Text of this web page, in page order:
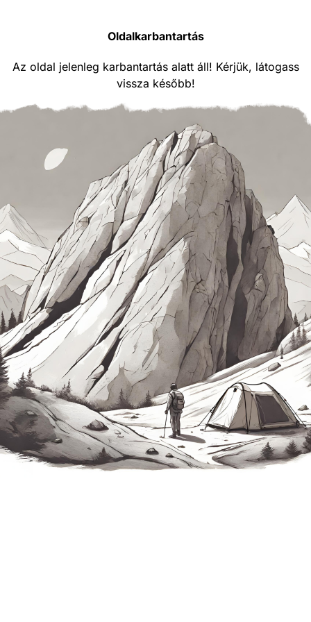
Oldalkarbantartás
Az oldal jelenleg karbantartás alatt áll! Kérjük, látogass
vissza később!